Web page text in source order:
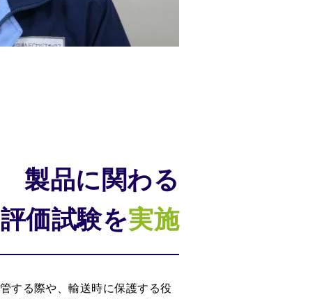
製品に関わる
価試験を実施
する際や、輸送時に保護する役